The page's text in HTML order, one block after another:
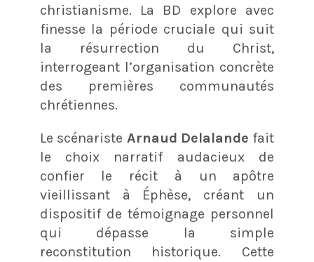
christianisme. La BD explore avec
finesse la période cruciale qui suit
la résurrection du Christ,
interrogeant l’organisation concrète
des premières communautés
chrétiennes.
Le scénariste Arnaud Delalande fait
le choix narratif audacieux de
confier le récit à un apôtre
vieillissant à Éphèse, créant un
dispositif de témoignage personnel
qui dépasse la simple
reconstitution historique. Cette